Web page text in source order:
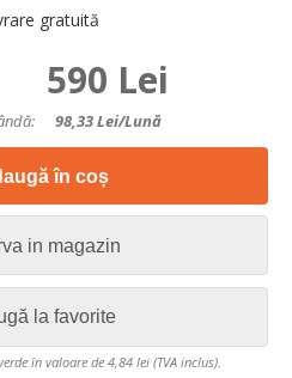
gratuită
590 Lei
98,33Lei/lună
în coș
in magazin
la favorite
în valoare de 4,84 lei (TVA inclus).